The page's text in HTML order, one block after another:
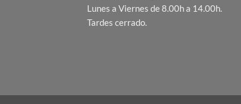
Lunes a Viernes de 8.00h a 14.00h.
Tardes cerrado.